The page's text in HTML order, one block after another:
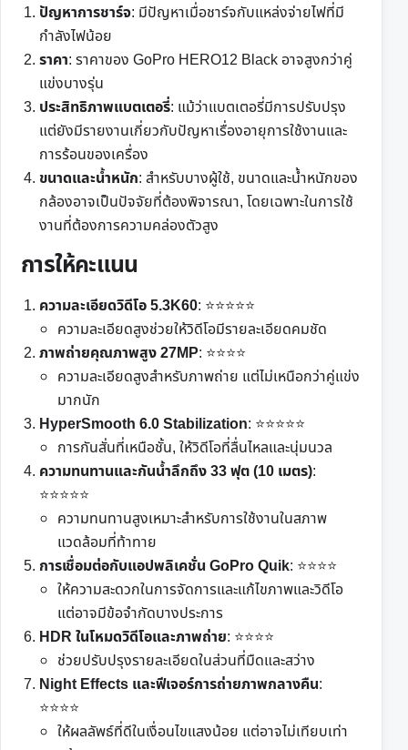
ปัญหาการชาร์จ: มีปัญหาเมื่อชาร์จกับแหล่งจ่ายไฟที่มี
กำลังไฟน้อย
ราคา: ราคาของ GoPro HERO12 Black อาจสูงกว่าคู่
แข่งบางรุ่น
ประสิทธิภาพแบตเตอรี่: แม้ว่าแบตเตอรี่มีการปรับปรุง
แต่ยังมีรายงานเกี่ยวกับปัญหาเรื่องอายุการใช้งานและ
การร้อนของเครื่อง
ขนาดและน้ำหนัก: สำหรับบางผู้ใช้, ขนาดและน้ำหนักของ
กล้องอาจเป็นปัจจัยที่ต้องพิจารณา, โดยเฉพาะในการใช้
งานที่ต้องการความคล่องตัวสูง
การให้คะแนน
ความละเอียดวิดีโอ 5.3K60: ⭐⭐⭐⭐⭐
ความละเอียดสูงช่วยให้วิดีโอมีรายละเอียดคมชัด
ภาพถ่ายคุณภาพสูง 27MP: ⭐⭐⭐⭐
ความละเอียดสูงสำหรับภาพถ่าย แต่ไม่เหนือกว่าคู่แข่ง
มากนัก
HyperSmooth 6.0 Stabilization: ⭐⭐⭐⭐⭐
การกันสั่นที่เหนือชั้น, ให้วิดีโอที่ลื่นไหลและนุ่มนวล
ความทนทานและกันน้ำลึกถึง 33 ฟุต (10 เมตร):
⭐⭐⭐⭐⭐
ความทนทานสูงเหมาะสำหรับการใช้งานในสภาพ
แวดล้อมที่ท้าทาย
การเชื่อมต่อกับแอปพลิเคชั่น GoPro Quik: ⭐⭐⭐⭐
ให้ความสะดวกในการจัดการและแก้ไขภาพและวิดีโอ
แต่อาจมีข้อจำกัดบางประการ
HDR ในโหมดวิดีโอและภาพถ่าย: ⭐⭐⭐⭐
ช่วยปรับปรุงรายละเอียดในส่วนที่มืดและสว่าง
Night Effects และฟีเจอร์การถ่ายภาพกลางคืน:
⭐⭐⭐⭐
ให้ผลลัพธ์ที่ดีในเงื่อนไขแสงน้อย แต่อาจไม่เทียบเท่า